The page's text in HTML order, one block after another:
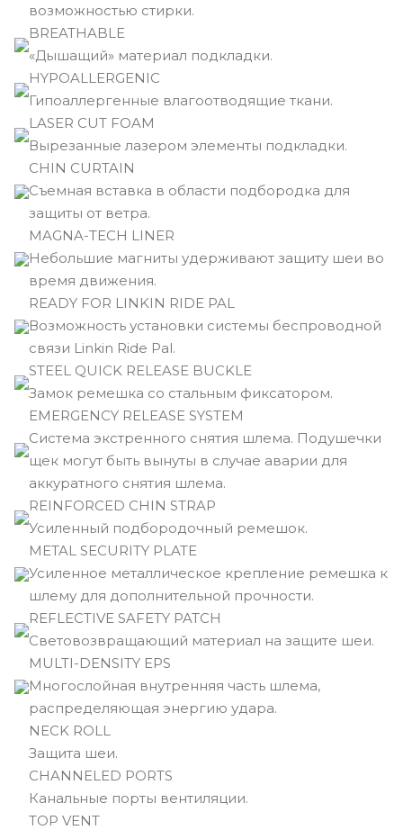
возможностью стирки.
BREATHABLE
«Дышащий» материал подкладки.
HYPOALLERGENIC
Гипоаллергенные влагоотводящие ткани.
LASER CUT FOAM
Вырезанные лазером элементы подкладки.
CHIN CURTAIN
Съемная вставка в области подбородка для
защиты от ветра.
MAGNA-TECH LINER
Небольшие магниты удерживают защиту шеи во
время движения.
READY FOR LINKIN RIDE PAL
Возможность установки системы беспроводной
связи Linkin Ride Pal.
STEEL QUICK RELEASE BUCKLE
Замок ремешка со стальным фиксатором.
EMERGENCY RELEASE SYSTEM
Cистема экстренного снятия шлема. Подушечки
щек могут быть вынуты в случае аварии для
аккуратного снятия шлема.
REINFORCED CHIN STRAP
Усиленный подбородочный ремешок.
METAL SECURITY PLATE
Усиленное металлическое крепление ремешка к
шлему для дополнительной прочности.
REFLECTIVE SAFETY PATCH
Световозвращающий материал на защите шеи.
MULTI-DENSITY EPS
Многослойная внутренняя часть шлема,
распределяющая энергию удара.
NECK ROLL
Защита шеи.
CHANNELED PORTS
Канальные порты вентиляции.
TOP VENT